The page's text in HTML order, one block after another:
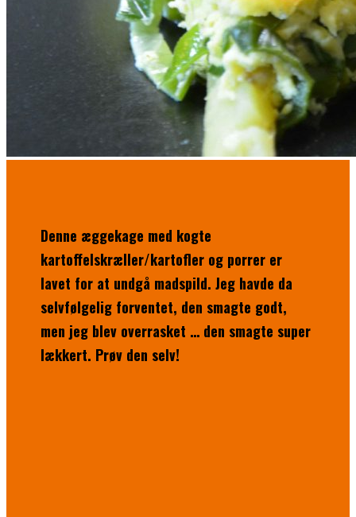
Denne æggekage med kogte
kartoffelskræller/kartofler og porrer er
lavet for at undgå madspild. Jeg havde da
selvfølgelig forventet, den smagte godt,
men jeg blev overrasket … den smagte super
lækkert. Prøv den selv!